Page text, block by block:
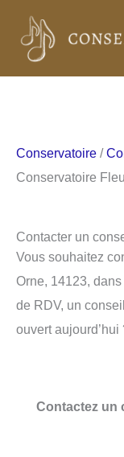
contenu
Conservatoire /
Conservatoire
Contacter un
Vous souhaitez
Orne, 14123,
de RDV, un
ouvert aujourd’hui
Contactez un